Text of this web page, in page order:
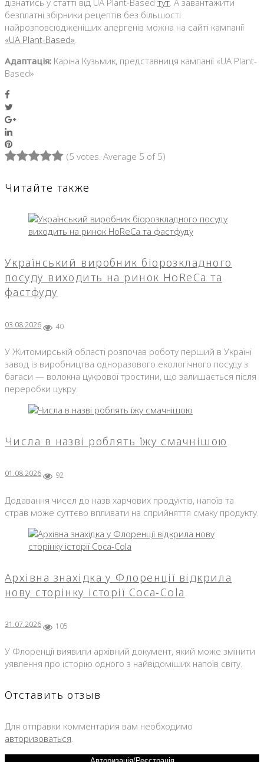
дізнатись у статті від UA Plant-Based тут. А завантажити
безплатні збірники рецептів без більшості
найрозповсюдженіших алергенів можна на сайті кампанії
«UA Plant-Based».
Адаптація: Каріна Кузьмик, представниця кампанії «UA Plant-
Based»
Google+
LinkedIn
Pinterest
(5 votes. Average 5 of 5)
Читайте также
Український виробник біорозкладного
посуду виходить на ринок HoReCa та
фастфуду
03.08.2026 40
У Житомирській області розпочав роботу перший в Україні
завод із виробництва одноразового екологічного посуду з
багаси — волокна цукрової тростини, що залишається після
переробки цукру.
Числа в назві роблять їжу смачнішою
01.08.2026 92
Додавання чисел до назв харчових продуктів, напоїв та
страв може суттєво впливати на сприйняття смаку продукту.
Архівна знахідка у Флоренції відкрила
нову сторінку історії Coca-Cola
31.07.2026 105
У Флоренції виявили архівний документ, який може змінити
уявлення про історію одного з найвідоміших напоїв світу.
Отставить отзыв
Для отправки комментария вам необходимо
авторизоваться